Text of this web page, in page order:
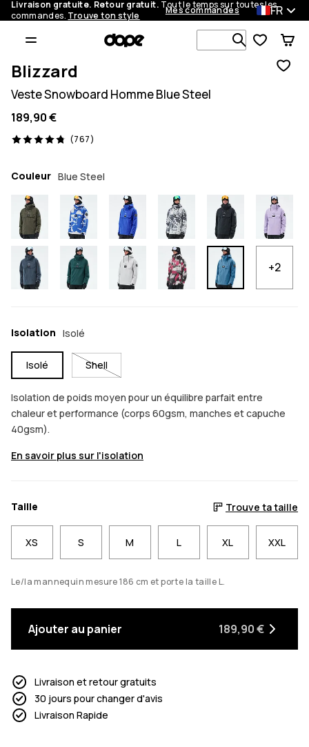
Livraison gratuite. Retour gratuit. Tout le temps sur toutes les
commandes. Trouve ton style Mes commandes FR
Recherche
Blizzard
Veste Snowboard Homme Blue Steel
189,90 €
(767)
767 avis, 4.8/5
Couleur Blue Steel
+2
Isolation Isolé
Isolé Shell
Isolation de poids moyen pour un équilibre parfait entre
chaleur et performance (corps 60gsm, manches et capuche
40gsm).
En savoir plus sur l'isolation
Taille Trouve ta taille
XS S M L XL XXL
Le/la mannequin mesure 186 cm et porte la taille L.
Ajouter au panier 189,90 €
Livraison et retour gratuits
30 jours pour changer d'avis
Livraison Rapide